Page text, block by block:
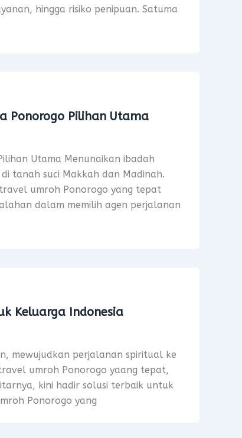
hingga risiko penipuan. Satuma
Ponorogo Pilihan Utama
Utama Menunaikan ibadah
tanah suci Makkah dan Madinah.
umroh Ponorogo yang tepat
dalam memilih agen perjalanan
Keluarga Indonesia
mewujudkan perjalanan spiritual ke
umroh Ponorogo yaang tepat,
kini hadir solusi terbaik untuk
Ponorogo yang